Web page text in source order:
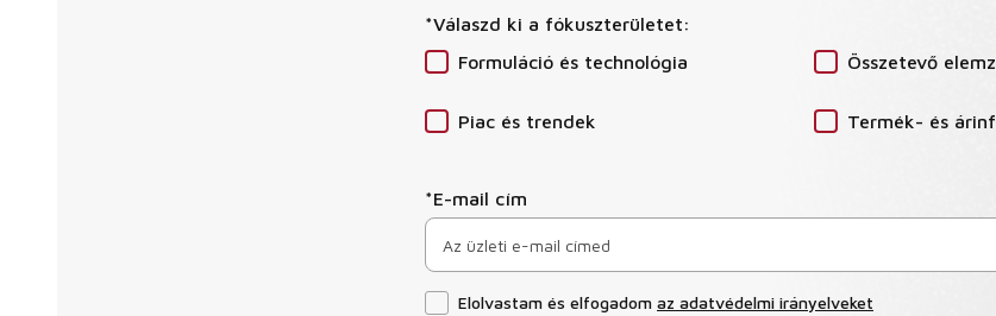
*Válaszd ki a fókuszterületet:
Formuláció és technológia
Összetevő
Piac és trendek Termék- és
*E-mail cím
Elolvastam és elfogadom az adatvédelmi irányelveket